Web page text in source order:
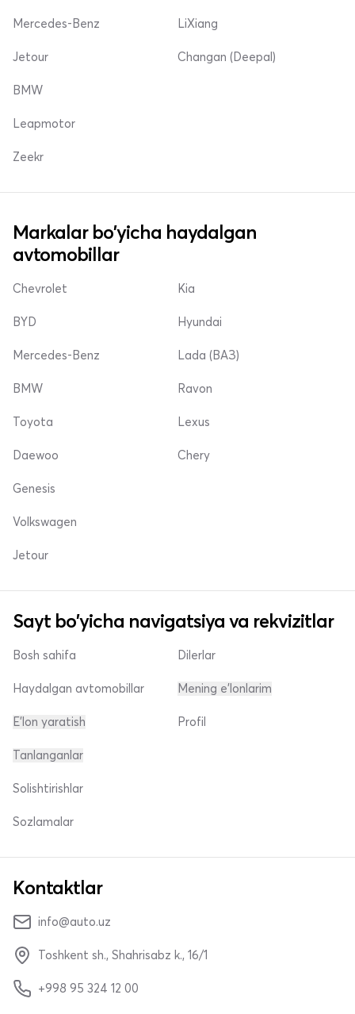
Mercedes-Benz
Jetour
LiXiang
Changan (Deepal)
BMW
Leapmotor
Zeekr
Markalar bo'yicha haydalgan
avtomobillar
Chevrolet
BYD
Mercedes-Benz
Kia
Hyundai
Lada (ВАЗ)
BMW
Toyota
Daewoo
Ravon
Lexus
Chery
Genesis
Volkswagen
Jetour
Sayt bo'yicha navigatsiya va rekvizitlar
Bosh sahifa
Haydalgan avtomobillar
E'lon yaratish
Dilerlar
Mening e'lonlarim
Profil
Tanlanganlar
Solishtirishlar
Sozlamalar
Kontaktlar
info@auto.uz
Toshkent sh., Shahrisabz k., 16/1
+998 95 324 12 00